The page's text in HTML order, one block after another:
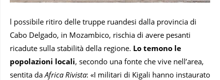
l possibile ritiro delle truppe ruandesi dalla provincia di
Cabo Delgado, in Mozambico, rischia di avere pesanti
ricadute sulla stabilità della regione. Lo temono le
popolazioni locali, secondo una fonte che vive nell’area,
sentita daAfrica Rivista: «I militari di Kigali hanno instaurato